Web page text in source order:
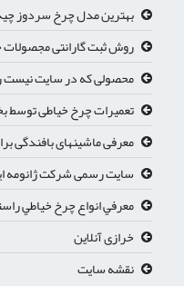
بهترین مدل چرخ سردوز
روش ثبت گارانتی
محصولی که در سایت نیست
تعمیرات چرخ خیاطی
معرفی ماشینهای بافندگی
سایت رسمی شرکت ژانومه
معرفي انواع چرخ خياطي
خرازی آنلاین
نقشه سایت